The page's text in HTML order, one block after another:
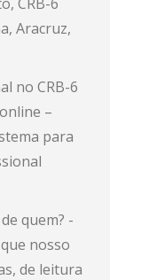
Aracruz,
no CRB-6
–
para
quem? -
nosso
de leitura